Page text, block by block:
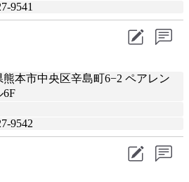
9541
熊本市中央区辛島町6−2 ペアレン
6F
9542